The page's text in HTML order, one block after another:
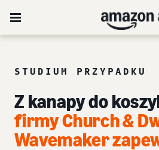
STUDIUM PRZYPADKU
Z kanapy do
firmy Church &
Wavemaker